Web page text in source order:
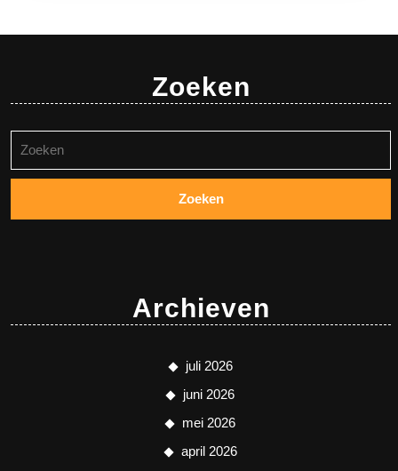
Zoeken
naar:
Archieven
juli 2026
juni 2026
mei 2026
april 2026